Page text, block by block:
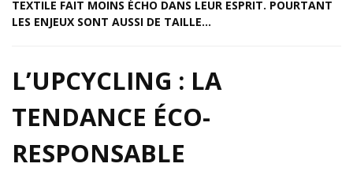
TEXTILE FAIT MOINS ÉCHO DANS LEUR ESPRIT. POURTANT
LES ENJEUX SONT AUSSI DE TAILLE…
L’UPCYCLING : LA
TENDANCE ÉCO-
RESPONSABLE